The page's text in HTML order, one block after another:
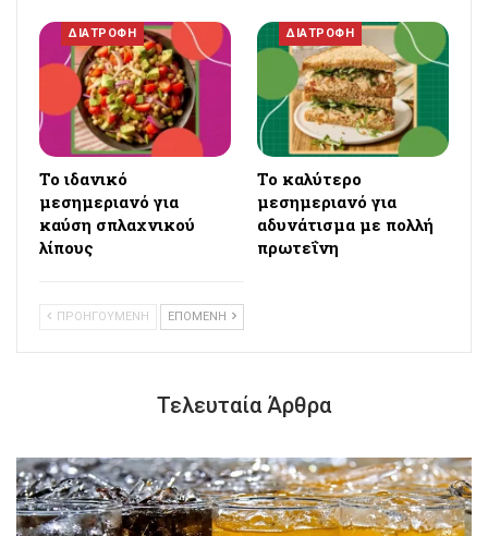
ΔΙΑΤΡΟΦΗ
Το ιδανικό
μεσημεριανό για
καύση σπλαχνικού
λίπους
ΔΙΑΤΡΟΦΗ
Το καλύτερο
μεσημεριανό για
αδυνάτισμα με πολλή
πρωτεΐνη
ΠΡΟΗΓΟΥΜΕΝΗ ΕΠΟΜΕΝΗ
Τελευταία Άρθρα